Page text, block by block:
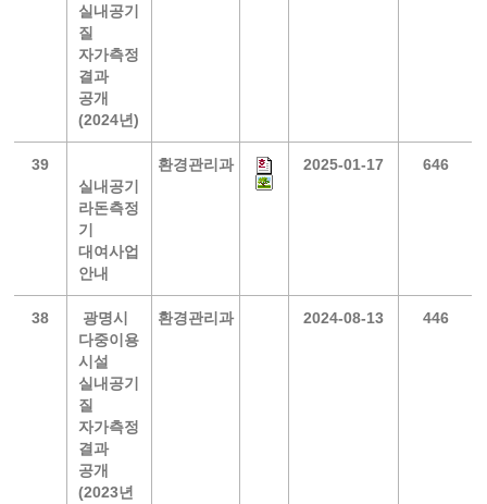
실내공기
질
자가측정
결과
공개
(2024년)
39
실내공기
라돈측정
기
대여사업
안내
환경관리과 2025-01-17 646
38
광명시
다중이용
시설
실내공기
질
자가측정
결과
공개
(2023년
환경관리과 2024-08-13 446